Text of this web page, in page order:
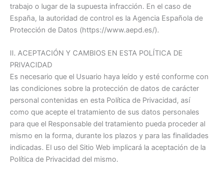
trabajo o lugar de la supuesta infracción. En el caso de
España, la autoridad de control es la Agencia Española de
Protección de Datos (https://www.aepd.es/).
II. ACEPTACIÓN Y CAMBIOS EN ESTA POLÍTICA DE
PRIVACIDAD
Es necesario que el Usuario haya leído y esté conforme con
las condiciones sobre la protección de datos de carácter
personal contenidas en esta Política de Privacidad, así
como que acepte el tratamiento de sus datos personales
para que el Responsable del tratamiento pueda proceder al
mismo en la forma, durante los plazos y para las finalidades
indicadas. El uso del Sitio Web implicará la aceptación de la
Política de Privacidad del mismo.